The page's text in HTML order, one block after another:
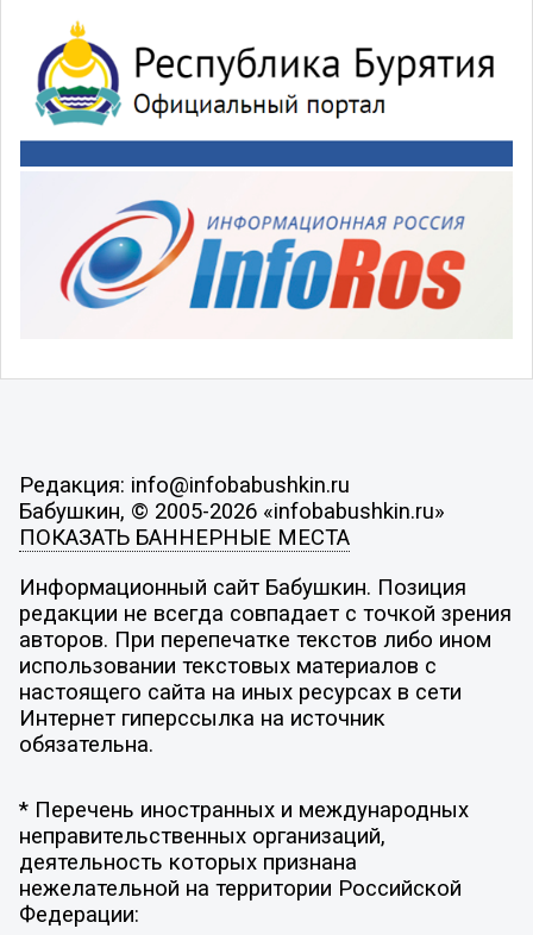
Редакция: info@infobabushkin.ru
Бабушкин, © 2005-2026 «infobabushkin.ru»
ПОКАЗАТЬ БАННЕРНЫЕ МЕСТА
Информационный сайт Бабушкин. Позиция
редакции не всегда совпадает с точкой зрения
авторов. При перепечатке текстов либо ином
использовании текстовых материалов с
настоящего сайта на иных ресурсах в сети
Интернет гиперссылка на источник
обязательна.
* Перечень иностранных и международных
неправительственных организаций,
деятельность которых признана
нежелательной на территории Российской
Федерации: